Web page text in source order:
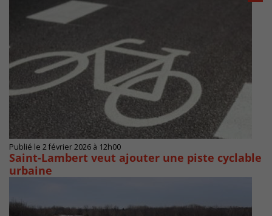
Publié le 2 février 2026 à 12h00
Saint-Lambert veut ajouter une piste cyclable
urbaine